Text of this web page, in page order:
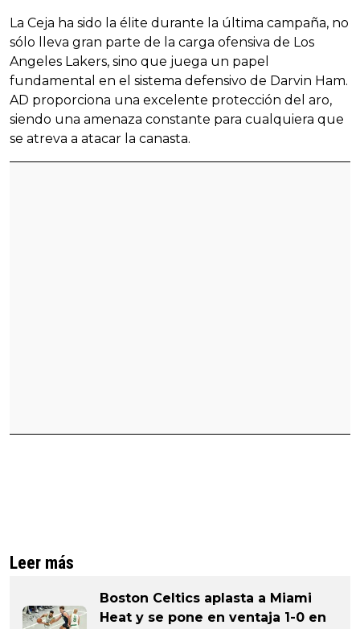
La Ceja ha sido la élite durante la última campaña, no
sólo lleva gran parte de la carga ofensiva de Los
Angeles Lakers, sino que juega un papel
fundamental en el sistema defensivo de Darvin Ham.
AD proporciona una excelente protección del aro,
siendo una amenaza constante para cualquiera que
se atreva a atacar la canasta.
Leer más
Boston Celtics aplasta a Miami
Heat y se pone en ventaja 1-0 en